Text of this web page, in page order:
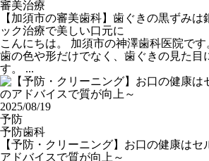
審美治療
【加須市の審美歯科】歯ぐきの黒ずみは
ック治療で美しい口元に
こんにちは。 加須市の神澤歯科医院です
歯の色や形だけでなく、歯ぐきの見た目
す。 ...
2025/08/19
予防
予防歯科
【予防・クリーニング】お口の健康は
アドバイスで質が向上～